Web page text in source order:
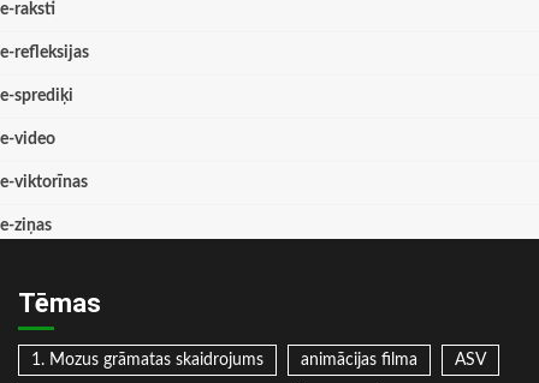
e-raksti
e-refleksijas
e-sprediķi
e-video
e-viktorīnas
e-ziņas
Tēmas
1. Mozus grāmatas skaidrojums animācijas filma ASV